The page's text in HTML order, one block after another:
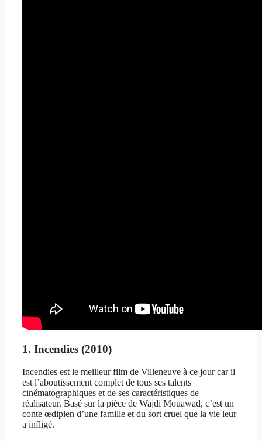
1. Incendies (2010)
Incendies est le meilleur film de Villeneuve à ce jour car il
est l’aboutissement complet de tous ses talents
cinématographiques et de ses caractéristiques de
réalisateur. Basé sur la pièce de Wajdi Mouawad, c’est un
conte œdipien d’une famille et du sort cruel que la vie leur
a infligé.